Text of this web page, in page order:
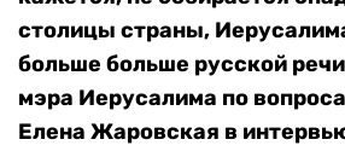
столицы страны,
больше больше русской
мэра Иерусалима по
Елена Жаровская в